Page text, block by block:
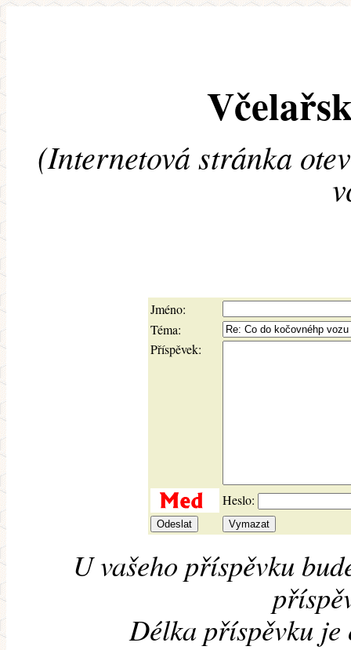
(Internetová stránka
Jméno:
Téma:
Příspěvek:
Heslo:
U vašeho příspěvku
Délka příspěvku je